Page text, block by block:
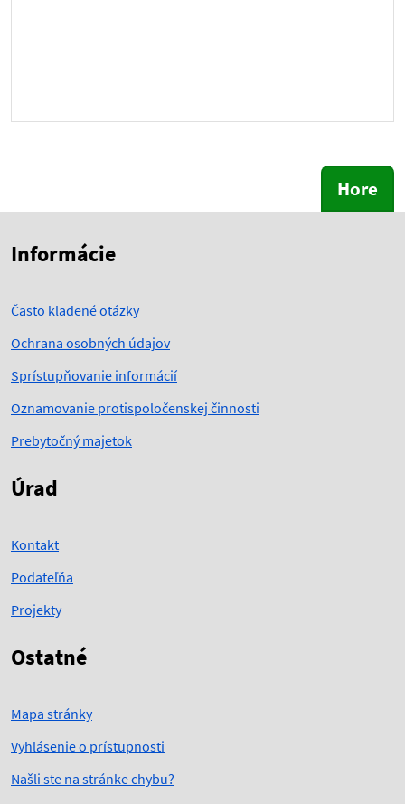
Hore
Informácie
Často kladené otázky
Ochrana osobných údajov
Sprístupňovanie informácií
Oznamovanie protispoločenskej činnosti
Prebytočný majetok
Úrad
Kontakt
Podateľňa
Projekty
Ostatné
Mapa stránky
Vyhlásenie o prístupnosti
Našli ste na stránke chybu?